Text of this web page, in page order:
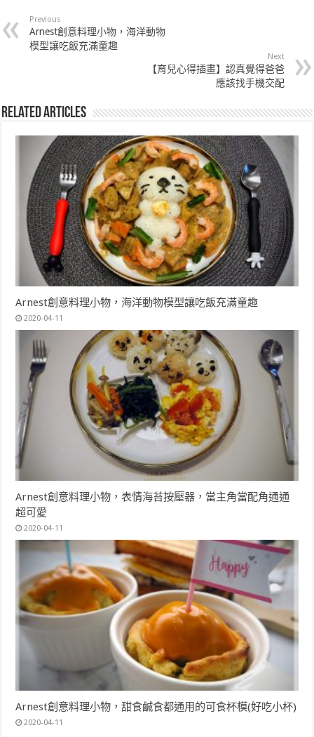
Previous
Arnest創意料理小物，海洋動物
模型讓吃飯充滿童趣
Next
【育兒心得插畫】認真覺得爸爸
應該找手機交配
Related Articles
Arnest創意料理小物，海洋動物模型讓吃飯充滿童趣
2020-04-11
Arnest創意料理小物，表情海苔按壓器，當主角當配角通通
超可愛
2020-04-11
Arnest創意料理小物，甜食鹹食都通用的可食杯模(好吃小杯)
2020-04-11